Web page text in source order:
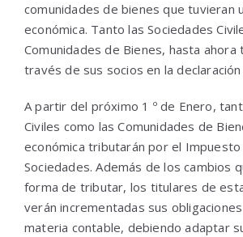
comunidades de bienes que tuvieran
económica. Tanto las Sociedades
Comunidades de Bienes, hasta ahora
través de sus socios en la
A partir del próximo 1 º de Enero,
Civiles como las Comunidades de
económica tributarán por el
Sociedades. Además de los cambios
forma de tributar, los titulares de
verán incrementadas sus
materia contable, debiendo adaptar